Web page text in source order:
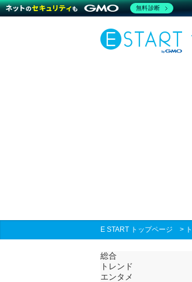
E START トップページ >
総合
トレンド
エンタメ
無料診断